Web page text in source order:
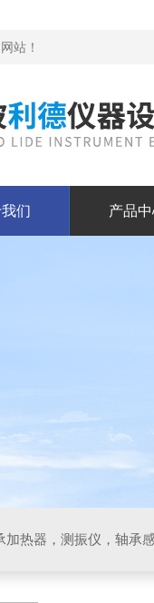
站！
们 产品
加热器，测振仪，轴承